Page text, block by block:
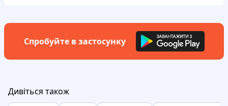
Спробуйте в застосунку
Дивіться також